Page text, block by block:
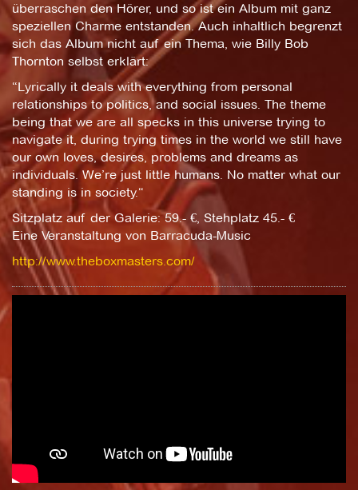
überraschen den Hörer, und so ist ein Album mit ganz
speziellen Charme entstanden. Auch inhaltlich begrenzt
sich das Album nicht auf ein Thema, wie Billy Bob
Thornton selbst erklärt:
“Lyrically it deals with everything from personal
relationships to politics, and social issues. The theme
being that we are all specks in this universe trying to
navigate it, during trying times in the world we still have
our own loves, desires, problems and dreams as
individuals. We’re just little humans. No matter what our
standing is in society.“
Sitzplatz auf der Galerie: 59.- €, Stehplatz 45.- €
Eine Veranstaltung von Barracuda-Music
http://www.theboxmasters.com/